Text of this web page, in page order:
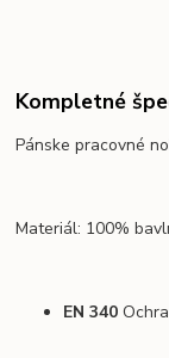
Kompletné
Pánske pracovné
Materiál: 100%
EN 340